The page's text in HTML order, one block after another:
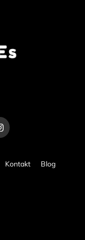
Kontakt Blog